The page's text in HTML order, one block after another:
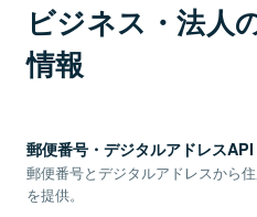
ビジネス・法人
情報
郵便番号・デジタルアドレスAPI
郵便番号とデジタルアドレスから
を提供。